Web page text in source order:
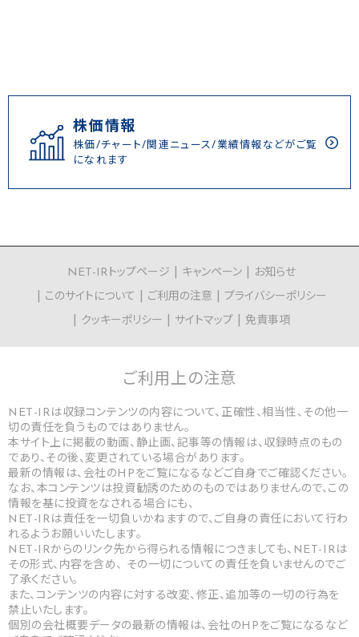
株価情報
株価/チャート/関連ニュース/業績情報などがご覧
になれます
NET-IRトップページ キャンペーン
お知らせ
このサイトについて
ご利用の注意
プライバシーポリシー
クッキーポリシー
サイトマップ 免責事項
ご利用上の注意
NET-IRは収録コンテンツの内容について、正確性、相当性、その他一
切の責任を負うものではありません。
本サイト上に掲載の動画、静止画、記事等の情報は、収録時点のもの
であり、その後、変更されている場合があります。
最新の情報は、会社のHPをご覧になるなどご自身でご確認ください。
なお、本コンテンツは投資勧誘のためのものではありませんので、この
情報を基に投資をなされる場合にも、
NET-IRは責任を一切負いかねますので、ご自身の責任において行わ
れるようお願いいたします。
NET-IRからのリンク先から得られる情報につきましても、NET-IRは
その形式、内容を含め、 その一切についての責任を負いませんのでご
了承ください。
また、コンテンツの内容に対する改変、修正、追加等の一切の行為を
禁止いたします。
個別の会社概要データの最新の情報は、会社のHPをご覧になるなど